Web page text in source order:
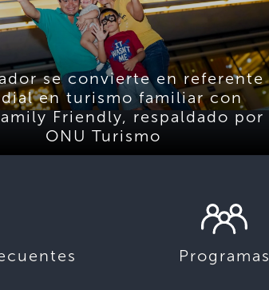
se convierte en referente
en turismo familiar con
Friendly, respaldado por
ONU Turismo
Programas